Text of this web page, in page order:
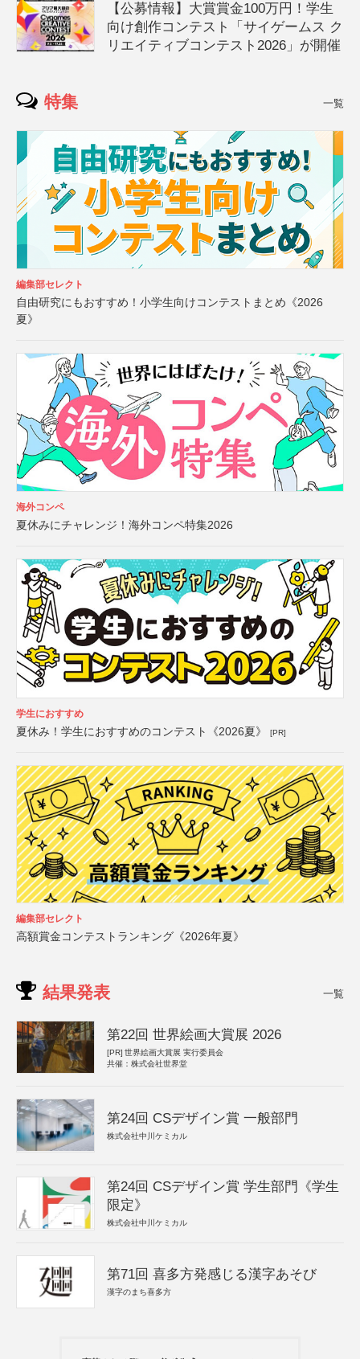
【公募情報】大賞賞金100万円！学生
向け創作コンテスト「サイゲームス ク
リエイティブコンテスト2026」が開催
特集 一覧
編集部セレクト
自由研究にもおすすめ！小学生向けコンテストまとめ《2026
夏》
海外コンペ
夏休みにチャレンジ！海外コンペ特集2026
学生におすすめ
夏休み！学生におすすめのコンテスト《2026夏》 [PR]
編集部セレクト
高額賞金コンテストランキング《2026年夏》
結果発表 一覧
第22回 世界絵画大賞展 2026
[PR] 世界絵画大賞展 実行委員会
共催：株式会社世界堂
第24回 CSデザイン賞 一般部門
株式会社中川ケミカル
第24回 CSデザイン賞 学生部門《学生
限定》
株式会社中川ケミカル
第71回 喜多方発感じる漢字あそび
漢字のまち喜多方